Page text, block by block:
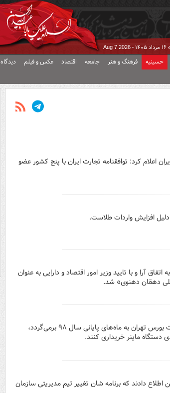
-
Aug 7 2026
حسینیه فرهنگ و هنر جامعه اقتصاد عکس و فیلم دیدگاه
کرد: توافقنامه تجارت ایران با پنج کشور عضو
افزایش واردات طلاست.
آرا و با تایید وزیر امور اقتصاد و دارایی به عنوان
دهقان دهنوی» شد.
رییس سازمان بورس و اوراق بهادار گفت: مساله وجود ماینر در شرکت بورس تهران به ماه‌های پایانی سال ۹۸ برمی‌گردد،
ماینر خریداری کنند.
دادند که برنامه شان تغییر تیم مدیریتی سازمان